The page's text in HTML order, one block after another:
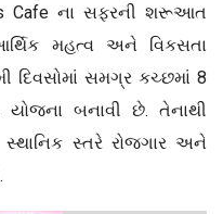
Cafe ના સફરની શરૂઆત
મહત્વ અને વિકસતા
દિવસોમાં સમગ્ર કચ્છમાં 8
બનાવી છે. તેનાથી
સ્તરે રોજગાર અને